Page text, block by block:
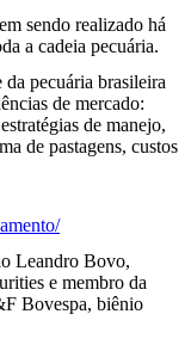
sendo realizado há
a cadeia pecuária.
pecuária brasileira
de mercado:
de manejo,
de pastagens, custos
Leandro Bovo,
e membro da
Bovespa, biênio